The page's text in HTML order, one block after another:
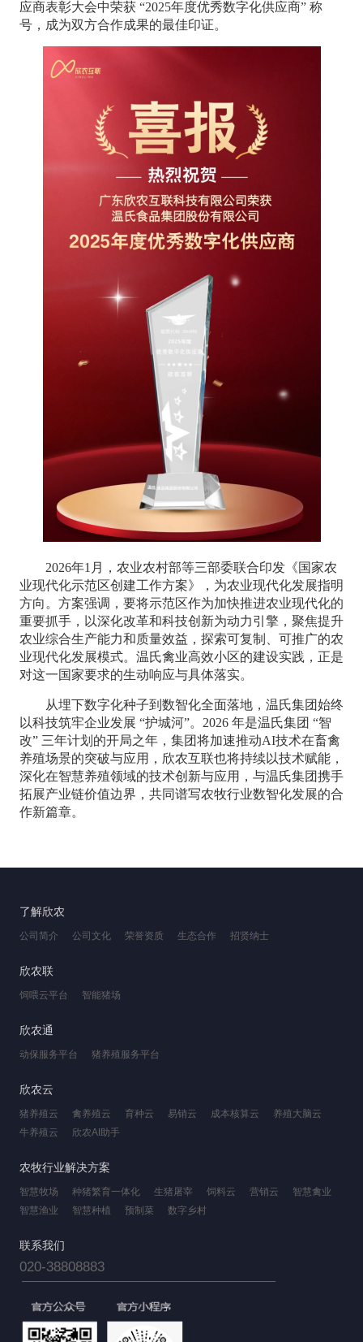
应商表彰大会中荣获 “2025年度优秀数字化供应商” 称
号，成为双方合作成果的最佳印证。
2026年1月，农业农村部等三部委联合印发《国家农
业现代化示范区创建工作方案》，为农业现代化发展指明
方向。方案强调，要将示范区作为加快推进农业现代化的
重要抓手，以深化改革和科技创新为动力引擎，聚焦提升
农业综合生产能力和质量效益，探索可复制、可推广的农
业现代化发展模式。温氏禽业高效小区的建设实践，正是
对这一国家要求的生动响应与具体落实。
从埋下数字化种子到数智化全面落地，温氏集团始终
以科技筑牢企业发展 “护城河”。2026 年是温氏集团 “智
改” 三年计划的开局之年，集团将加速推动AI技术在畜禽
养殖场景的突破与应用，欣农互联也将持续以技术赋能，
深化在智慧养殖领域的技术创新与应用，与温氏集团携手
拓展产业链价值边界，共同谱写农牧行业数智化发展的合
作新篇章。
了解欣农
公司简介 公司文化 荣誉资质 生态合作 招贤纳士
欣农联
饲喂云平台 智能猪场
欣农通
动保服务平台 猪养殖服务平台
欣农云
猪养殖云 禽养殖云 育种云 易销云 成本核算云
养殖大脑云
牛养殖云
欣农AI助手
农牧行业解决方案
智慧牧场 种猪繁育一体化 生猪屠宰 饲料云 营销云
智慧禽业
智慧渔业
智慧种植 预制菜 数字乡村
联系我们
020-38808883